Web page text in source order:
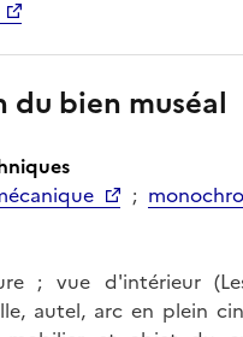
du bien muséal
;
; vue d'intérieur
autel, arc en plein